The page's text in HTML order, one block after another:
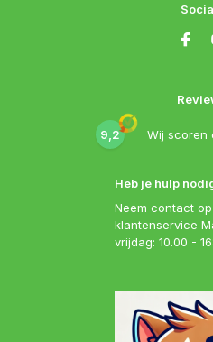
Heb je hulp
Neem contact
klantenservice
vrijdag: 10.00 -
9,2 Wij scoren